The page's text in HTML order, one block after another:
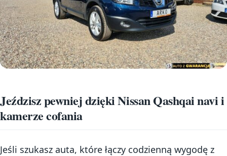
Jeździsz pewniej dzięki Nissan Qashqai navi i
kamerze cofania
Jeśli szukasz auta, które łączy codzienną wygodę z